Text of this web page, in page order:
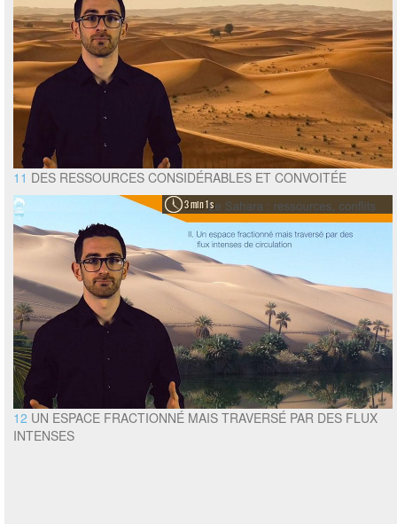
11 DES RESSOURCES CONSIDÉRABLES ET CONVOITÉE
3 min 1 s
12 UN ESPACE FRACTIONNÉ MAIS TRAVERSÉ PAR DES FLUX
INTENSES